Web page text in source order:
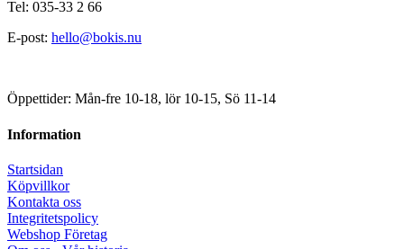
Tel: 035-33 2 66
E-post: hello@bokis.nu
Öppettider: Mån-fre 10-18, lör 10-15, Sö 11-14
Information
Startsidan
Köpvillkor
Kontakta oss
Integritetspolicy
Webshop Företag